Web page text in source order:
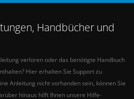
Handbücher und
verloren oder das benötigte Handbuch
Hier erhalten Sie Support zu
Anleitung nicht vorhanden sein, können Sie
hinaus hilft Ihnen unsere Hilfe-